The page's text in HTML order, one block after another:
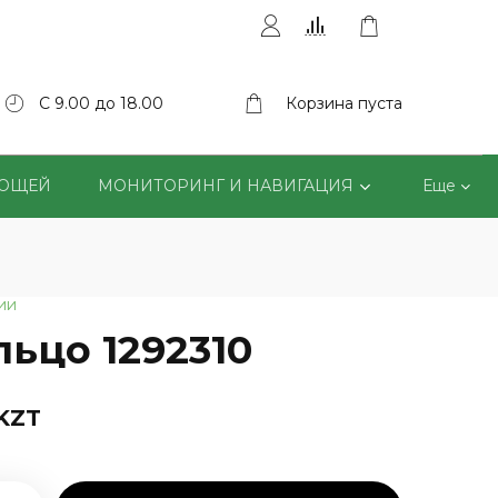
С 9.00 до 18.00 Корзина пуста
МОНИТОРИНГ И НАВИГАЦИЯ Еще
1292310